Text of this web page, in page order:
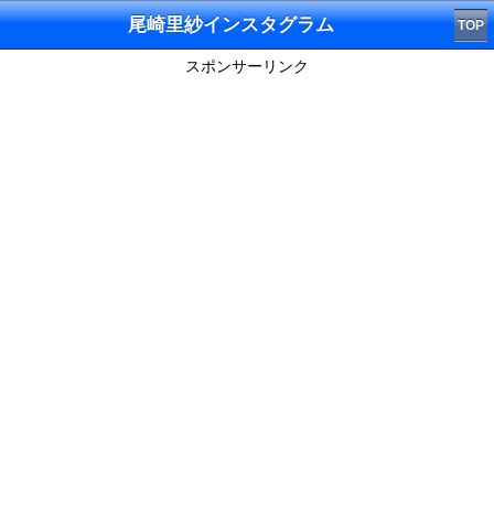
尾崎里紗インスタグラム TOP
スポンサーリンク